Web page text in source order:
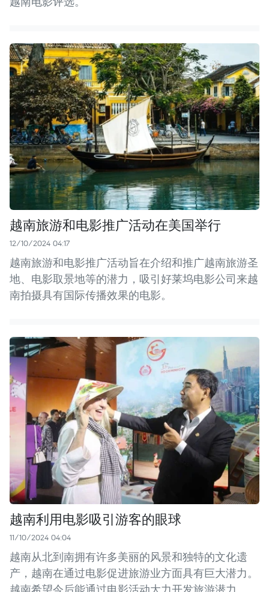
越南旅游和电影推广活动在美国举行
12/10/2024 04:17
越南旅游和电影推广活动旨在介绍和推广越南旅游圣
地、电影取景地等的潜力，吸引好莱坞电影公司来越
南拍摄具有国际传播效果的电影。
越南利用电影吸引游客的眼球
11/10/2024 04:04
越南从北到南拥有许多美丽的风景和独特的文化遗
产，越南在通过电影促进旅游业方面具有巨大潜力。
越南希望今后能通过电影活动大力开发旅游潜力。